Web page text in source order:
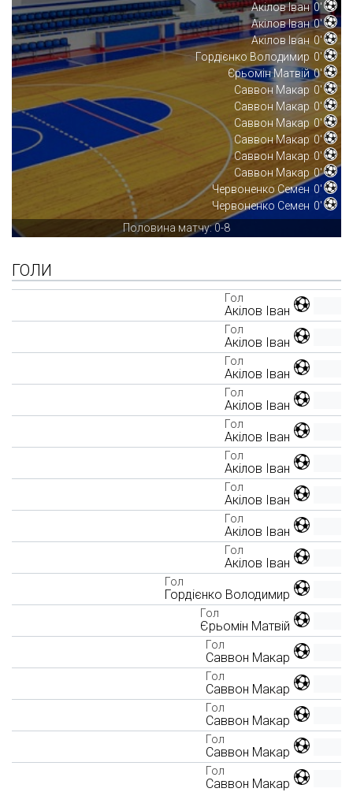
Акілов Іван 0'
Акілов Іван 0'
Акілов Іван 0'
Гордієнко Володимир 0'
Єрьомін Матвій 0'
Саввон Макар 0'
Саввон Макар 0'
Саввон Макар 0'
Саввон Макар 0'
Саввон Макар 0'
Саввон Макар 0'
Червоненко Семен 0'
Червоненко Семен 0'
Половина матчу: 0-8
ГОЛИ
Гол
Акілов Іван
Гол
Акілов Іван
Гол
Акілов Іван
Гол
Акілов Іван
Гол
Акілов Іван
Гол
Акілов Іван
Гол
Акілов Іван
Гол
Акілов Іван
Гол
Акілов Іван
Гол
Гордієнко Володимир
Гол
Єрьомін Матвій
Гол
Саввон Макар
Гол
Саввон Макар
Гол
Саввон Макар
Гол
Саввон Макар
Гол
Саввон Макар